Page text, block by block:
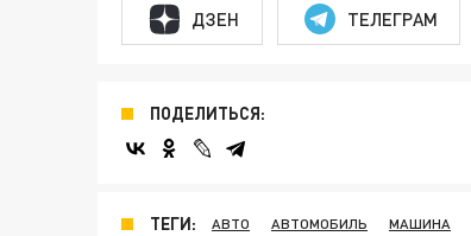
ДЗЕН ТЕЛЕГРАМ
ПОДЕЛИТЬСЯ:
ТЕГИ: АВТО АВТОМОБИЛЬ МАШИНА